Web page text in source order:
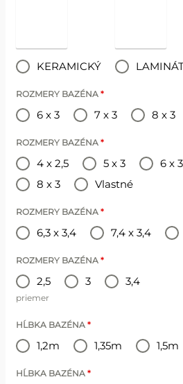
KERAMICKÝ
ROZMERY BAZÉNA *
6 x 3 7 x 3 8 x 3
ROZMERY BAZÉNA *
4 x 2,5 5 x 3 6 x 3
8 x 3
Vlastné
ROZMERY BAZÉNA *
6,3 x 3,4 7,4 x 3,4
ROZMERY BAZÉNA *
2,5 3 3,4
priemer
HĹBKA BAZÉNA *
1,2m 1,35m 1,5m
HĹBKA BAZÉNA *